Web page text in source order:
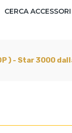
CERCA ACCESSORI
) - Star 3000